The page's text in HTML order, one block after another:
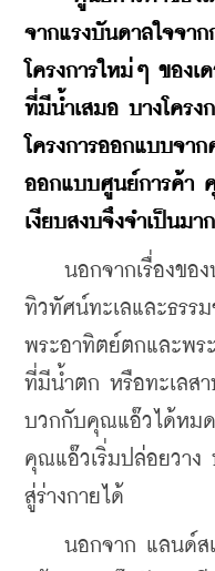
จากแรงบันดาลใจจาก
โครงการใหม่ๆ ของเ
ที่มีน้ำเสมอ บางโครง
โครงการออกแบบจา
ออกแบบศูนย์การค้า
เงียบสงบจึงจำเป็นมา
นอกจากเรื่องของ
ทิวทัศน์ทะเลและธรรม
พระอาทิตย์ตกและพร
ที่มีน้ำตก หรือทะเลส
บวกกับคุณแอ๊วได้หม
คุณแอ๊วเริ่มปล่อยวา
สู่ร่างกายได้
นอกจาก แลนด์สเ